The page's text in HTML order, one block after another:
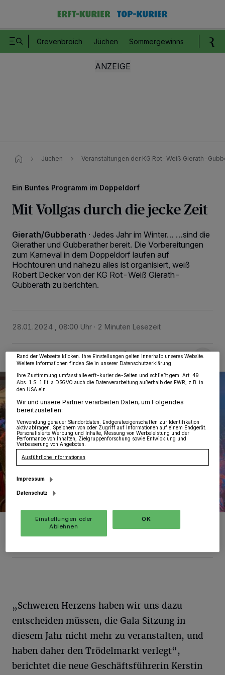
Grevenbroich Jüchen Sommergewinnspiel
Jüchen Veranstaltungen der KG Rot-Weiß Gierath-
Ein Buntes Programm im Doppeldorf
Mit Vollgas durch die jecke Zeit
Gierath/Gubberath · Jedes Jahr im Winter… …sind die
Gierather und Gubberather bereit. Die Vorbereitungen
zum Karneval in dem Doppeldorf laufen auf
Hochtouren und nahezu alles ist organisiert, weiß
Robert Decker von der KG Rot-Weiß Gierath-
Gubberath zu berichten.
28.01.2024 , 08:00 Uhr 2 Minuten Lesezeit
Bei der Rosenmontagsparty herrscht Jahr für Jahr ausgelassene
„Schweren Herzens haben wir uns dazu
entscheiden müssen, die Gala Sitzung in
diesem Jahr nicht mehr zu veranstalten, und
haben daher den Trödelmarkt verlegt“,
berichtet die neue Geschäftsführerin Kerstin
Zwecke. Wenn Tracker deaktiviert sind, sind manche Inhalte und Anzeigen
Rand der Webseite klicken. Ihre Einstellungen gelten innerhalb unseres Website.
Weitere Informationen finden Sie in unserer Datenschutzerklärung.
Ihre Zustimmung umfasst alle erft-kurier.de-Seiten und schließt gem. Art. 49
Abs. 1 S. 1 lit. a DSGVO auch die Datenverarbeitung außerhalb des EWR, z.B. in
den USA ein.
Wir und unsere Partner verarbeiten Daten, um Folgendes
bereitzustellen:
Verwendung genauer Standortdaten. Endgeräteeigenschaften zur Identifikation
aktiv abfragen. Speichern von oder Zugriff auf Informationen auf einem Endgerät.
Personalisierte Werbung und Inhalte, Messung von Werbeleistung und der
Performance von Inhalten, Zielgruppenforschung sowie Entwicklung und
Verbesserung von Angeboten.
Ausführliche Informationen
Impressum
Datenschutz
Einstellungen oder
Ablehnen
OK